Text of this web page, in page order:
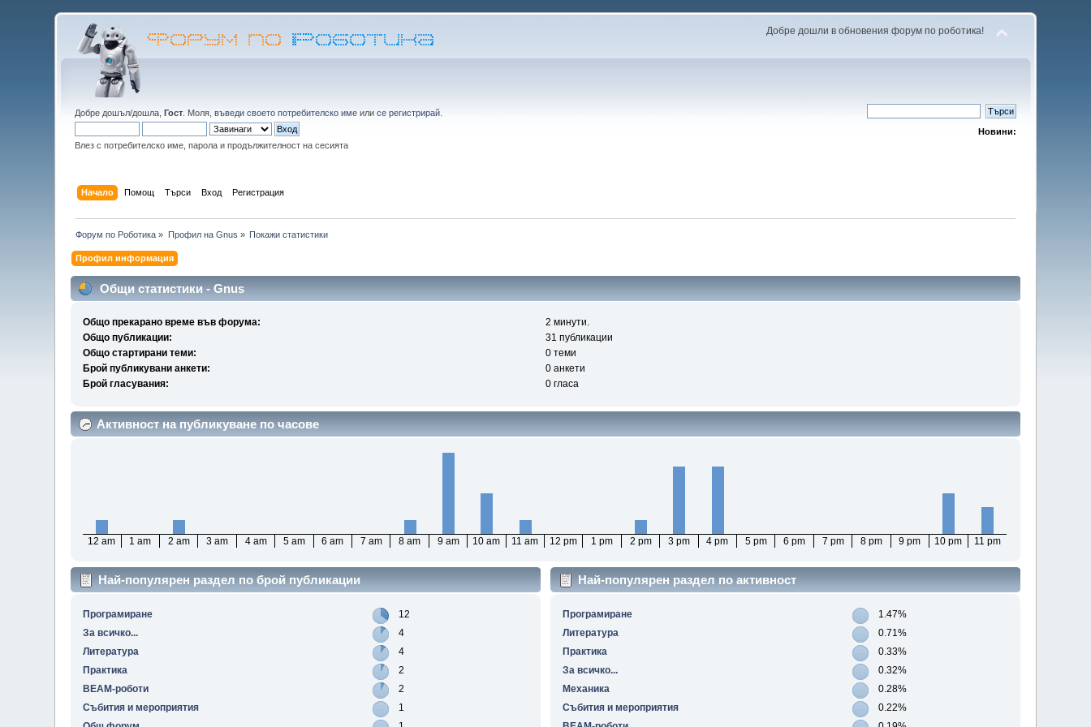
Добре дошли в обновения форум по роботика!
Добре дошъл/дошла,Гост . Моля,въведи своето потребителско име илисе регистрирай
Влез с потребителско име, парола и продължителност на сесията
Новини:
Начало Помощ Търси Вход Регистрация
Форум по Роботика » Профил на Gnus » Покажи статистики
Профил информация
Общи статистики - Gnus
Общо прекарано време във форума:
2 минути.
Общо публикации:
31 публикации
Общо стартирани теми:
0 теми
Брой публикувани анкети:
0 анкети
Брой гласувания:
0 гласа
Активност на публикуване по часове
12 am 1 am 2 am 3 am 4 am 5 am 6 am 7 am 8 am 9 am 10 am 11 am 12 pm 1 pm 2 pm 3 pm 4 pm 5 pm 6 pm 7 pm 8 pm 9 pm 10 pm 11 pm
Най-популярен раздел по брой публикации
Програмиране
12
За всичко...
4
Литература
4
Практика
2
BEAM-роботи
2
Събития и мероприятия
1
Най-популярен раздел по активност
Програмиране
1.47%
Литература
0.71%
Практика
0.33%
За всичко...
0.32%
Механика
0.28%
Събития и мероприятия
0.22%